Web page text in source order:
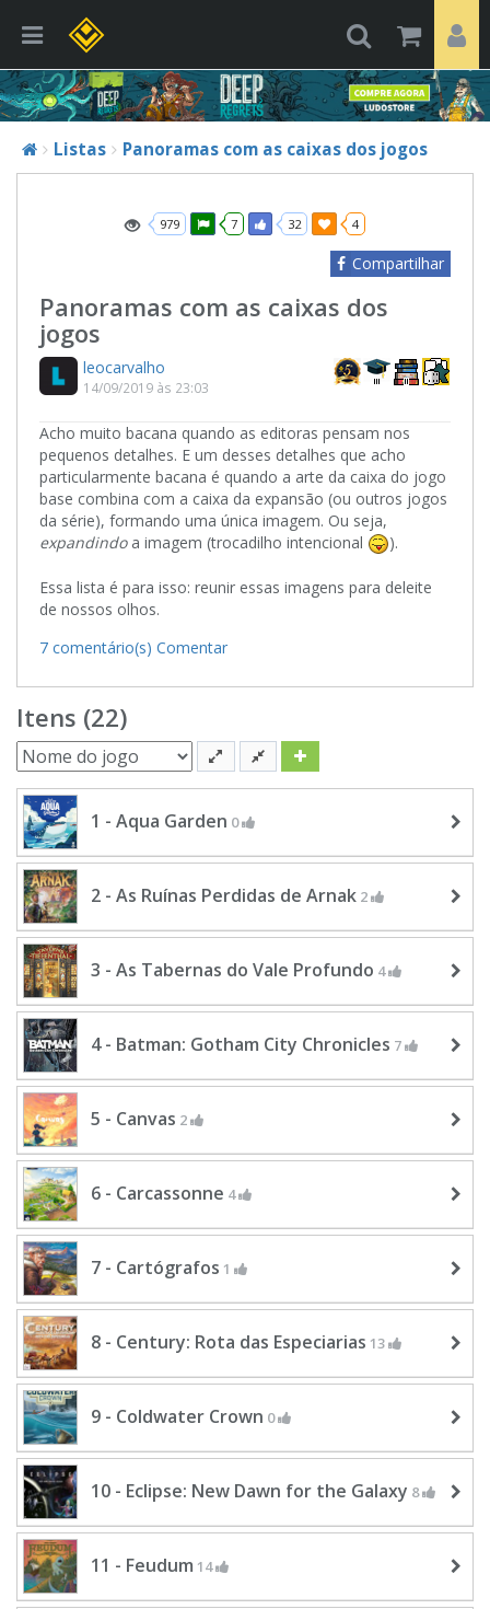
Listas Panoramas com as caixas dos jogos
979 7 32 4
Compartilhar
Panoramas com as caixas dos
jogos
leocarvalho
14/09/2019 às 23:03
Acho muito bacana quando as editoras pensam nos
pequenos detalhes. E um desses detalhes que acho
particularmente bacana é quando a arte da caixa do jogo
base combina com a caixa da expansão (ou outros jogos
da série), formando uma única imagem. Ou seja,
expandindoa imagem (trocadilho intencional ).
Essa lista é para isso: reunir essas imagens para deleite
de nossos olhos.
7 comentário(s) Comentar
Itens (22)
1 - Aqua Garden 0
2 - As Ruínas Perdidas de Arnak 2
3 - As Tabernas do Vale Profundo 4
4 - Batman: Gotham City Chronicles 7
5 - Canvas 2
6 - Carcassonne 4
7 - Cartógrafos 1
8 - Century: Rota das Especiarias 13
9 - Coldwater Crown 0
10 - Eclipse: New Dawn for the Galaxy 8
11 - Feudum 14